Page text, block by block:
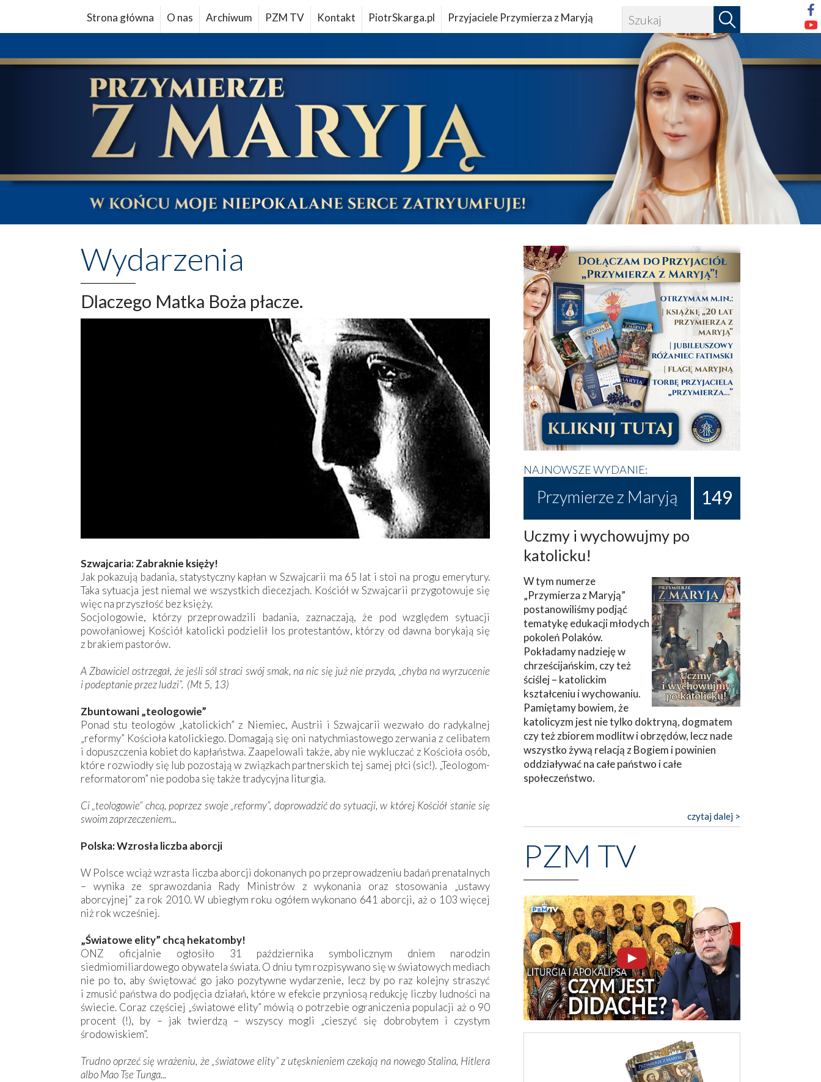
Strona główna O nas Archiwum PZM TV Kontakt PiotrSkarga.pl Przyjaciele Przymierza z Maryją
Wydarzenia
Dlaczego Matka Boża płacze.
Szwajcaria: Zabraknie księży!
Jak pokazują badania, statystyczny kapłan w Szwajcarii ma 65 lat i stoi na progu emerytury.
Taka sytuacja jest niemal we wszystkich diecezjach. Kościół w Szwajcarii przygotowuje się
więc na przyszłość bez księży.
Socjologowie, którzy przeprowadzili badania, zaznaczają, że pod względem sytuacji
powołaniowej Kościół katolicki podzielił los protestantów, którzy od dawna borykają się
z brakiem pastorów.
A Zbawiciel ostrzegał, że jeśli sól straci swój smak, na nic się już nie przyda, „chyba na wyrzucenie
i podeptanie przez ludzi”. (Mt 5, 13)
Zbuntowani „teologowie”
Ponad stu teologów „katolickich” z Niemiec, Austrii i Szwajcarii wezwało do radykalnej
„reformy” Kościoła katolickiego. Domagają się oni natychmiastowego zerwania z celibatem
i dopuszczenia kobiet do kapłaństwa. Zaapelowali także, aby nie wykluczać z Kościoła osób,
które rozwiodły się lub pozostają w związkach partnerskich tej samej płci (sic!). „Teologom-
reformatorom” nie podoba się także tradycyjna liturgia.
Ci „teologowie” chcą, poprzez swoje „reformy”, doprowadzić do sytuacji, w której Kościół stanie się
swoim zaprzeczeniem...
Polska: Wzrosła liczba aborcji
W Polsce wciąż wzrasta liczba aborcji dokonanych po przeprowadzeniu badań prenatalnych
– wynika ze sprawozdania Rady Ministrów z wykonania oraz stosowania „ustawy
aborcyjnej” za rok 2010. W ubiegłym roku ogółem wykonano 641 aborcji, aż o 103 więcej
niż rok wcześniej.
„Światowe elity” chcą hekatomby!
ONZ oficjalnie ogłosiło 31 października symbolicznym dniem narodzin
siedmiomiliardowego obywatela świata. O dniu tym rozpisywano się w światowych mediach
nie po to, aby świętować go jako pozytywne wydarzenie, lecz by po raz kolejny straszyć
i zmusić państwa do podjęcia działań, które w efekcie przyniosą redukcję liczby ludności na
świecie. Coraz częściej „światowe elity” mówią o potrzebie ograniczenia populacji aż o 90
procent (!), by – jak twierdzą – wszyscy mogli „cieszyć się dobrobytem i czystym
środowiskiem”.
Trudno oprzeć się wrażeniu, że „światowe elity” z utęsknieniem czekają na nowego Stalina, Hitlera
albo Mao Tse Tunga...
NAJNOWSZE WYDANIE:
Przymierze z Maryją 149
Uczmy i wychowujmy po
katolicku!
W tym numerze
„Przymierza z Maryją”
postanowiliśmy podjąć
tematykę edukacji młodych
pokoleń Polaków.
Pokładamy nadzieję w
chrześcijańskim, czy też
ściślej – katolickim
kształceniu i wychowaniu.
Pamiętamy bowiem, że
katolicyzm jest nie tylko doktryną, dogmatem
czy też zbiorem modlitw i obrzędów, lecz nade
wszystko żywą relacją z Bogiem i powinien
oddziaływać na całe państwo i całe
społeczeństwo.
czytaj dalej >
PZM TV